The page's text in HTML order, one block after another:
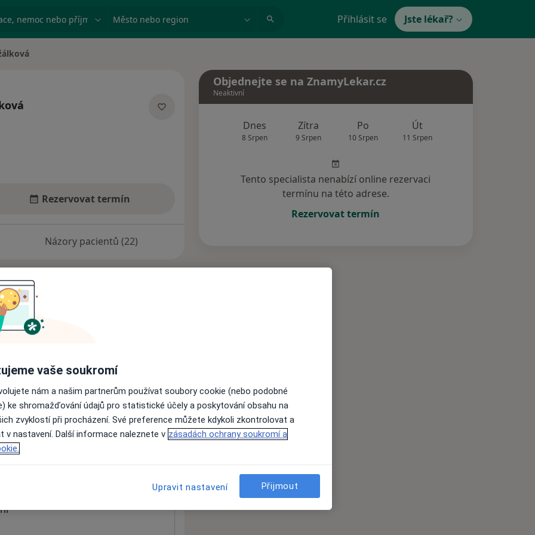
nemoc nebo příjmení Město nebo region Přihlásit se Jste lékař?
Rezervovat termín
Názory pacientů (22)
nejsou k dispozici
informace o svých službách.
Objednejte se na ZnamyLekar.cz
Neaktivní
Dnes
8 Srpen
Zítra
9 Srpen
Po
10 Srpen
Út
11 Srpen
Tento specialista nenabízí online rezervaci
termínu na této adrese.
Rezervovat termín
vaše soukromí
nám a našim partnerům používat soubory cookie (nebo podobné
ke shromažďování údajů pro statistické účely a poskytování obsahu na
zvyklostí při procházení. Své preference můžete kdykoli zkontrolovat a
v nastavení. Další informace naleznete v zásadách ochrany soukromí a
Upravit nastavení Přijmout